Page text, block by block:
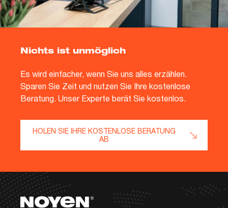
Nichts ist unmöglich
Es wird einfacher, wenn Sie uns alles erzählen.
Sparen Sie Zeit und nutzen Sie Ihre kostenlose
Beratung. Unser Experte berät Sie kostenlos.
HOLEN SIE IHRE KOSTENLOSE BERATUNG
AB
Stopka
Dane kontaktowe